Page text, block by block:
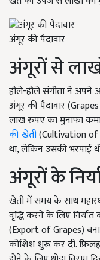
अंगूर की पैदावार
अंगूरों से
हौले-हौले संगीता ने अपने
अंगूर की पैदावार
लाख रुपए का मुनाफा
की खेती(Cultivation
था, लेकिन उसकी भरपाई
अंगूरों के
खेती में समय के साथ
वृद्धि करने के लिए निर्यात
(Export of Grapes)
कोशिश शुरू कर दी.